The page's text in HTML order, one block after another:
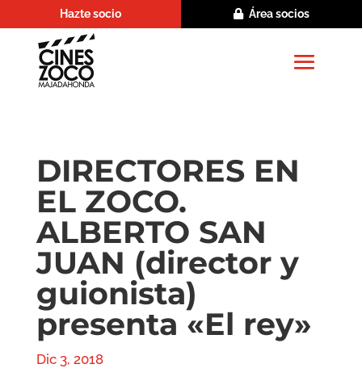
Hazte socio Área socios
DIRECTORES EN
EL ZOCO.
ALBERTO SAN
JUAN (director y
guionista)
presenta «El rey»
Dic 3, 2018